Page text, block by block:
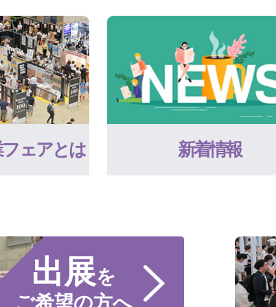
ェアとは 新着情報
出展を
ご希望の方へ